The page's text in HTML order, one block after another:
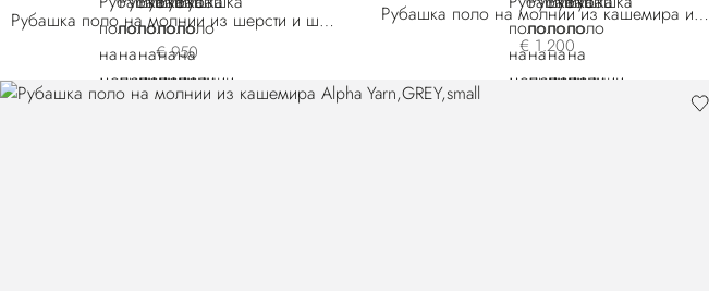
Рубашка поло на молнии из шерсти и шелка
€ 950
Рубашка поло на молнии из кашемира и шелка
€ 1.200